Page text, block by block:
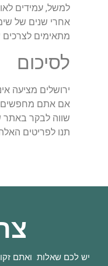
למשל, עמידים
אחרי שנים של
מתאימים לצרכים
לסיכום
ירושלים מציעה
אם אתם מחפשים
שווה לבקר באתר
תנו לפריטים
יש לכם שאלות ואתם